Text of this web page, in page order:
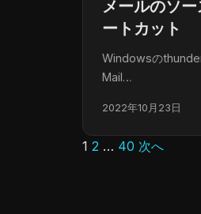
メールのソ
ートカット
Windowsの
Mail…
2022年10月23日
投
1 2 … 40 次へ